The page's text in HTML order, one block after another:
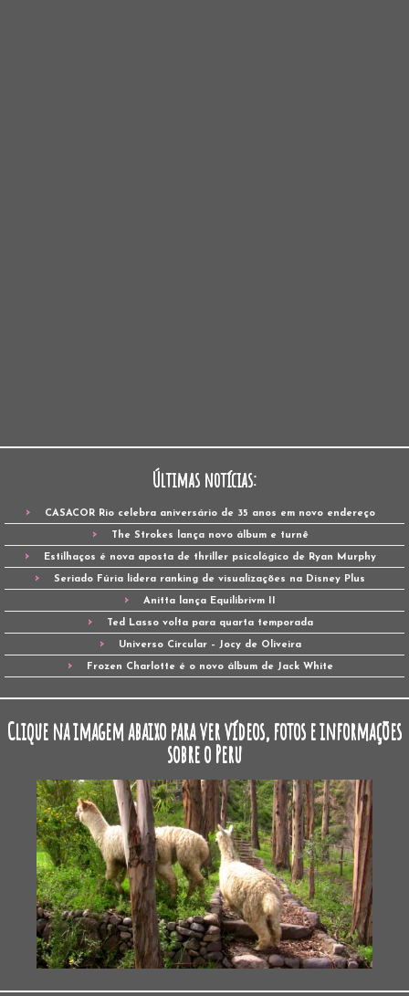
Últimas notícias:
CASACOR Rio celebra aniversário de 35 anos em novo endereço
The Strokes lança novo álbum e turnê
Estilhaços é nova aposta de thriller psicológico de Ryan Murphy
Seriado Fúria lidera ranking de visualizações na Disney Plus
Anitta lança Equilibrivm II
Ted Lasso volta para quarta temporada
Universo Circular – Jocy de Oliveira
Frozen Charlotte é o novo álbum de Jack White
Clique na imagem abaixo para ver vídeos, fotos e informações
sobre o Peru